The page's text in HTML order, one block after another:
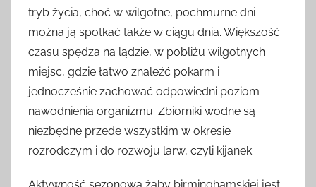
tryb życia, choć w wilgotne, pochmurne dni
można ją spotkać także w ciągu dnia. Większość
czasu spędza na lądzie, w pobliżu wilgotnych
miejsc, gdzie łatwo znaleźć pokarm i
jednocześnie zachować odpowiedni poziom
nawodnienia organizmu. Zbiorniki wodne są
niezbędne przede wszystkim w okresie
rozrodczym i do rozwoju larw, czyli kijanek.